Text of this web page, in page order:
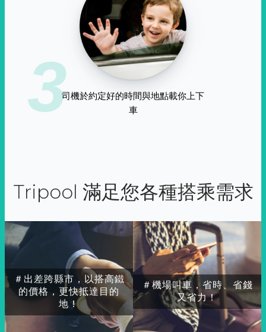
3司機於約定好的時間與地點載你上下
車
Tripool 滿足您各種搭乘需求
＃出差跨縣市，以搭高鐵
的價格，更快抵達目的
地！
＃機場叫車，省時、省錢
又省力！